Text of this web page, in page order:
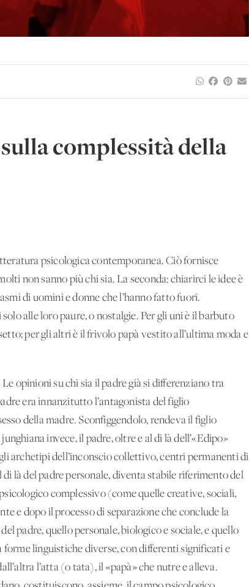
complessità della
psicologica contemporanea. Ciò fornisce
non sanno più chi sia. La seconda: chiarirci le idee è
di uomini e donne che l’hanno fatto fuori.
alle loro paure, o nostalgie. Per gli uni è il barbuto
per gli altri è il frivolo papà vestito all’ultima moda e
opinioni su chi sia il padre già si differenziano tra
era innanzitutto l’antagonista del figlio
della madre. Sconfiggendolo, rendeva il figlio
invece, il padre, oltre e al di là dell’«Edipo»
archetipi dell’inconscio collettivo, centri permanenti di
là del padre personale, diventa stabile riferimento del
complessivo (come quelle creative, sociali,
e dopo il processo di separazione che conclude la
padre, quello personale, biologico e sociale, e quello
forme linguistiche diverse, con differenti significati e
l’atta (o tata), il «papà» che nutre e alleva.